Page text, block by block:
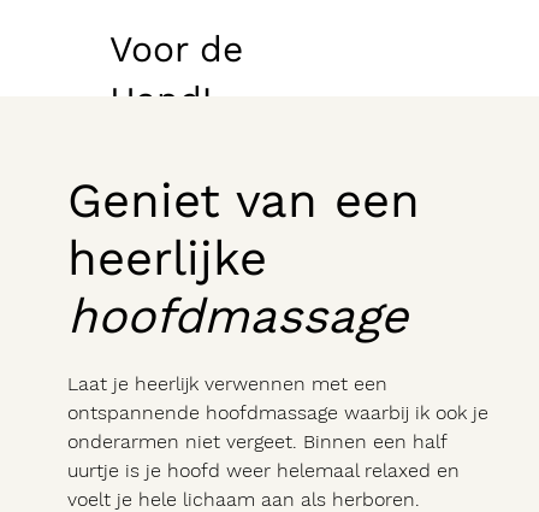
Voor de
Hand!
Geniet van een
heerlijke
hoofdmassage
Laat je heerlijk verwennen met een
ontspannende hoofdmassage waarbij ik ook je
onderarmen niet vergeet. Binnen een half
uurtje is je hoofd weer helemaal relaxed en
voelt je hele lichaam aan als herboren.